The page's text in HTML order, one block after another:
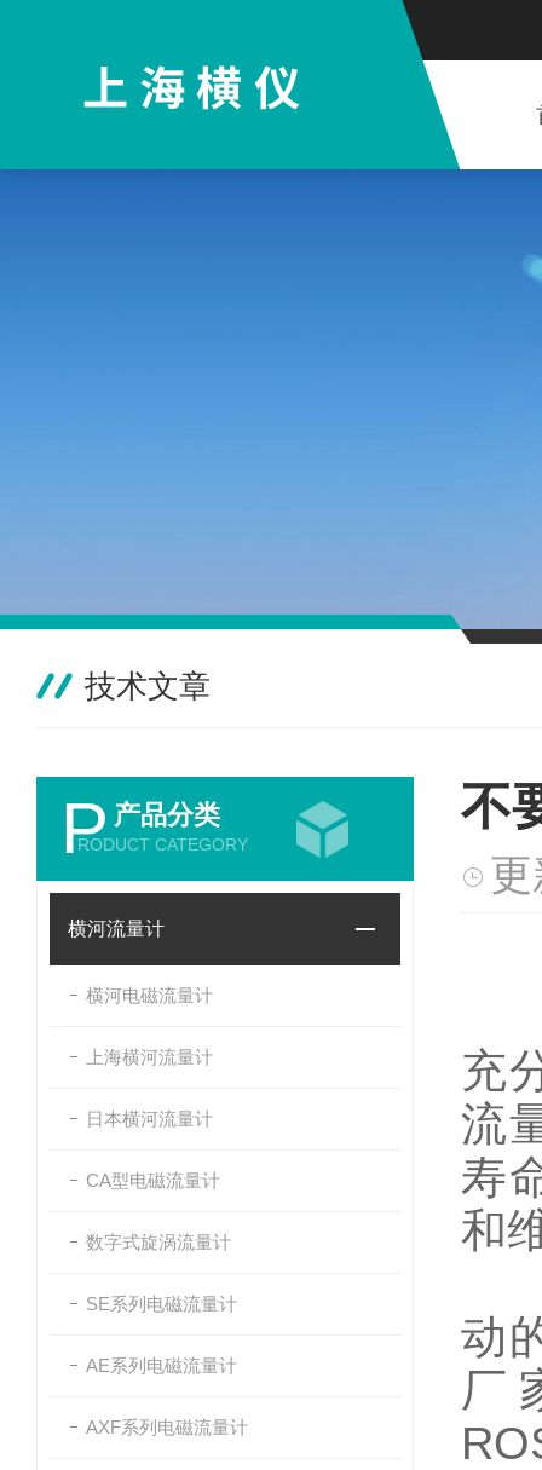
技术文章
P 产品分类
RODUCT CATEGORY
横河流量计
横河电磁流量计
上海横河流量计
日本横河流量计
CA型电磁流量计
数字式旋涡流量计
SE系列电磁流量计
AE系列电磁流量计
AXF系列电磁流量计
不
充
流
寿
和
动
厂